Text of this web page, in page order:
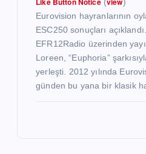
Eurovision hayranlarının
ESC250 sonuçları
EFR12Radio üzerinden
Loreen, “Euphoria”
yerleşti. 2012 yılında
günden bu yana bir klasik